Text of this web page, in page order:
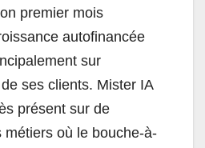
premier mois
autofinancée
sur
ses clients. Mister IA
présent sur de
métiers où le bouche-à-